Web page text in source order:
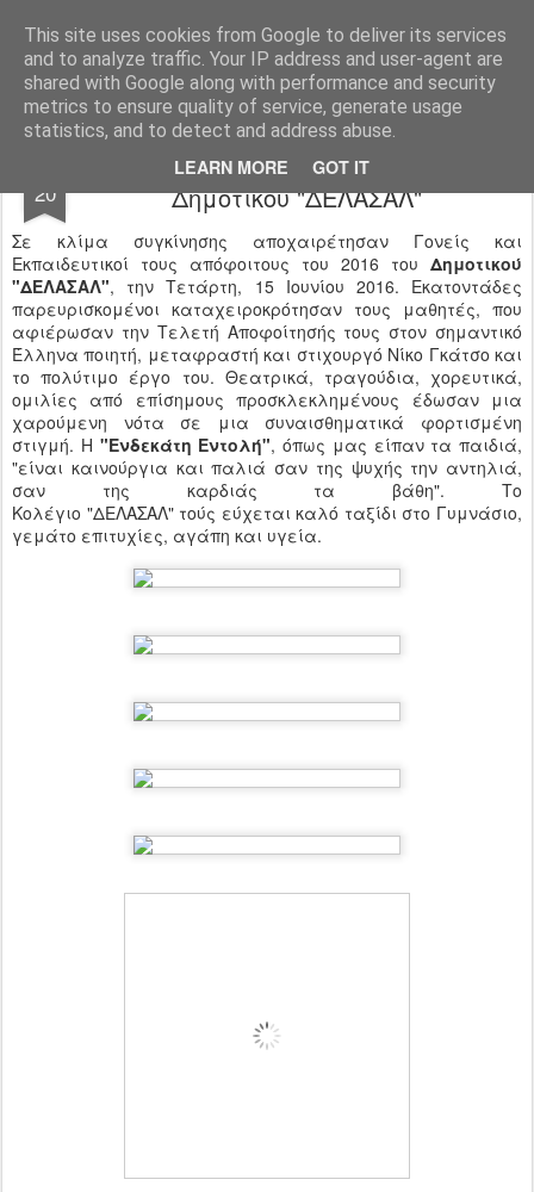
This site uses cookies from Google to deliver its services
and to analyze traffic. Your IP address and user-agent are
shared with Google along with performance and security
metrics to ensure quality of service, generate usage
statistics, and to detect and address abuse.
LEARN MORE GOT IT
Ιδιωτικό Δημοτικό Σχολείο "Ι.Μ.ΔΕΛΑΣΑΛ"
20
Αποφοίτηση Στ΄ τάξης Ιδιωτικού
Δημοτικού "ΔΕΛΑΣΑΛ"
Σε κλίμα συγκίνησης αποχαιρέτησαν Γονείς και
Εκπαιδευτικοί τους απόφοιτους του 2016 του Δημοτικού
"ΔΕΛΑΣΑΛ", την Τετάρτη, 15 Ιουνίου 2016. Εκατοντάδες
παρευρισκομένοι καταχειροκρότησαν τους μαθητές, που
αφιέρωσαν την Τελετή Αποφοίτησής τους στον σημαντικό
Έλληνα ποιητή, μεταφραστή και στιχουργό Νίκο Γκάτσο και
το πολύτιμο έργο του. Θεατρικά, τραγούδια, χορευτικά,
ομιλίες από επίσημους προσκλεκλημένους έδωσαν μια
χαρούμενη νότα σε μια συναισθηματικά φορτισμένη
στιγμή. Η "Ενδεκάτη Εντολή", όπως μας είπαν τα παιδιά,
"είναι καινούργια και παλιά σαν της ψυχής την αντηλιά,
σαν της καρδιάς τα βάθη". Το
Κολέγιο "ΔΕΛΑΣΑΛ" τούς εύχεται καλό ταξίδι στο Γυμνάσιο,
γεμάτο επιτυχίες, αγάπη και υγεία.